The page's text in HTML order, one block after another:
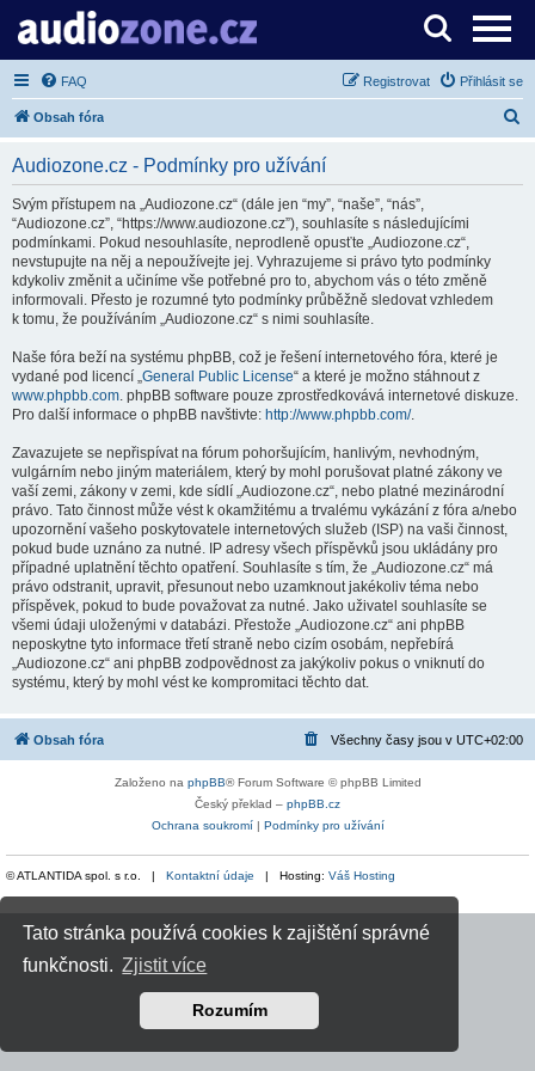
Tato stránka používá cookies k zajištění správné
funkčnosti. Zjistit více
Rozumím
Server o digitálním zpracování zvuku
FAQ Přihlásit se
Registrovat
Obsah fóra
Audiozone.cz - Podmínky pro užívání
Svým přístupem na „Audiozone.cz“ (dále jen “my”, “naše”, “nás”,
“Audiozone.cz”, “https://www.audiozone.cz”), souhlasíte s následujícími
podmínkami. Pokud nesouhlasíte, neprodleně opusťte „Audiozone.cz“,
nevstupujte na něj a nepoužívejte jej. Vyhrazujeme si právo tyto podmínky
kdykoliv změnit a učiníme vše potřebné pro to, abychom vás o této změně
informovali. Přesto je rozumné tyto podmínky průběžně sledovat vzhledem
k tomu, že používáním „Audiozone.cz“ s nimi souhlasíte.
Naše fóra beží na systému phpBB, což je řešení internetového fóra, které je
vydané pod licencí „General Public License“ a které je možno stáhnout z
www.phpbb.com. phpBB software pouze zprostředkovává internetové diskuze.
Pro další informace o phpBB navštivte: http://www.phpbb.com/.
Zavazujete se nepřispívat na fórum pohoršujícím, hanlivým, nevhodným,
vulgárním nebo jiným materiálem, který by mohl porušovat platné zákony ve
vaší zemi, zákony v zemi, kde sídlí „Audiozone.cz“, nebo platné mezinárodní
právo. Tato činnost může vést k okamžitému a trvalému vykázání z fóra a/nebo
upozornění vašeho poskytovatele internetových služeb (ISP) na vaši činnost,
pokud bude uznáno za nutné. IP adresy všech příspěvků jsou ukládány pro
případné uplatnění těchto opatření. Souhlasíte s tím, že „Audiozone.cz“ má
právo odstranit, upravit, přesunout nebo uzamknout jakékoliv téma nebo
příspěvek, pokud to bude považovat za nutné. Jako uživatel souhlasíte se
všemi údaji uloženými v databázi. Přestože „Audiozone.cz“ ani phpBB
neposkytne tyto informace třetí straně nebo cizím osobám, nepřebírá
„Audiozone.cz“ ani phpBB zodpovědnost za jakýkoliv pokus o vniknutí do
systému, který by mohl vést ke kompromitaci těchto dat.
Obsah fóra Všechny časy jsou v UTC+02:00
Založeno na phpBB® Forum Software © phpBB Limited
Český překlad – phpBB.cz
Ochrana soukromí| Podmínky pro užívání
© ATLANTIDA spol. s r.o. | Kontaktní údaje | Hosting: Váš Hosting